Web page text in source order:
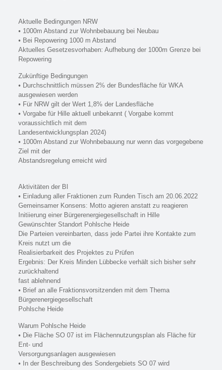
Aktuelle Bedingungen NRW
• 1000m Abstand zur Wohnbebauung bei Neubau
• Bei Repowering 1000 m Abstand
Aktuelles Gesetzesvorhaben: Aufhebung der 1000m Grenze bei
Repowering
Zukünftige Bedingungen
• Durchschnittlich müssen 2% der Bundesfläche für WKA
ausgewiesen werden
• Für NRW gilt der Wert 1,8% der Landesfläche
• Vorgabe für Hille aktuell unbekannt ( Vorgabe kommt
voraussichtlich mit dem
Landesentwicklungsplan 2024)
• 1000m Abstand zur Wohnbebauung nur wenn das vorgegebene
Ziel mit der
Abstandsregelung erreicht wird
Aktivitäten der BI
• Einladung aller Fraktionen zum Runden Tisch am 20.06.2022
Gemeinsamer Konsens: Motto agieren anstatt zu reagieren
Initiierung einer Bürgerenergiegesellschaft in Hille
Gewünschter Standort Pohlsche Heide
Die Parteien vereinbarten, dass jede Partei ihre Kontakte zum
Kreis nutzt um die
Realisierbarkeit des Projektes zu Prüfen
Ergebnis: Der Kreis Minden Lübbecke verhält sich bisher sehr
zurückhaltend
fast ablehnend
• Brief an alle Fraktionsvorsitzenden mit dem Thema
Bürgerenergiegesellschaft
Pohlsche Heide
Warum Pohlsche Heide
• Die Fläche SO 07 ist im Flächennutzungsplan als Fläche für
Ent- und
Versorgungsanlagen ausgewiesen
• In der Beschreibung des Sondergebiets SO 07 wird